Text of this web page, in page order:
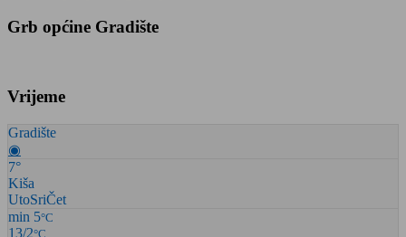
Grb općine Gradište
Vrijeme
Gradište
◉
7°
Kiša
UtoSriČet
min 5°C
13/2°C